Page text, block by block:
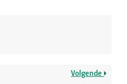
Volgende